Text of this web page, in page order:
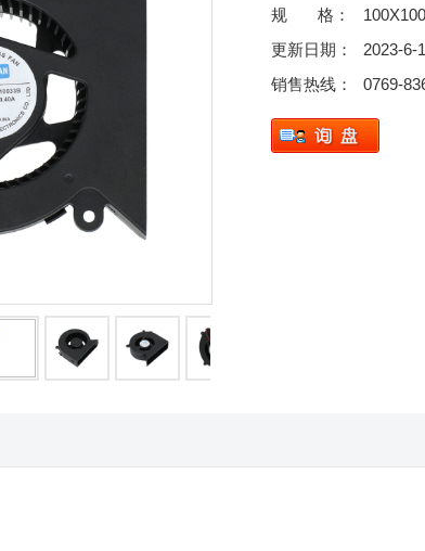
规 格：
更新日期：
2023-6-1
销售热线：
0769-